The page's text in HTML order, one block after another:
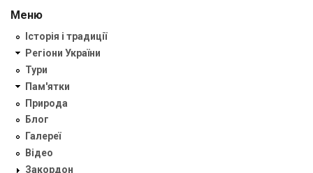
Меню
Історія і традиції
Регіони України
Тури
Пам'ятки
Природа
Блог
Галереї
Відео
Закордон